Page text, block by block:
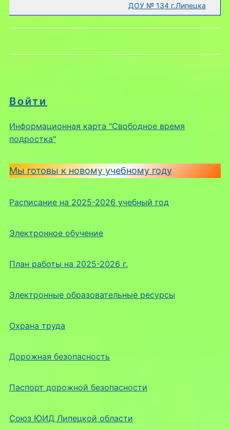
Войти
Информационная карта "Свободное время
подростка"
Мы готовы к новому учебному году
Расписание на 2025-2026 учебный год
Электронное обучение
План работы на 2025-2026 г.
Электронные образовательные ресурсы
Охрана труда
Дорожная безопасность
Паспорт дорожной безопасности
Союз ЮИД Липецкой области
ДОУ № 134 г.Липецка